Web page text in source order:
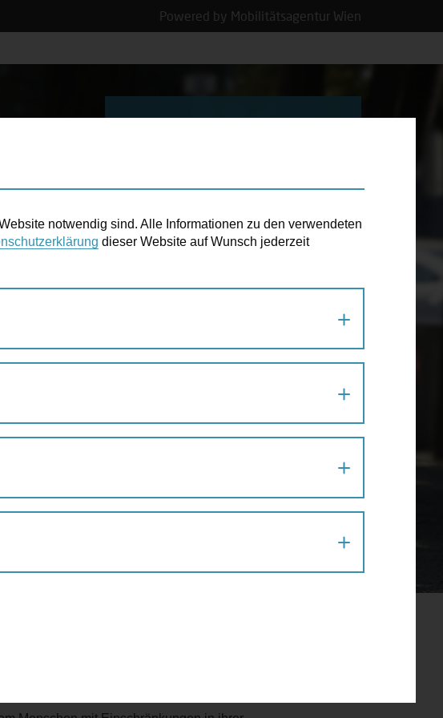
Powered by Mobilitätsagentur Wien
SIE EINEN TERMIN
unterwegs sein.
mit Beeinträchtigungen genutzt
notwendig sind. Alle Informationen zu den verwendeten
dieser Website auf Wunsch jederzeit